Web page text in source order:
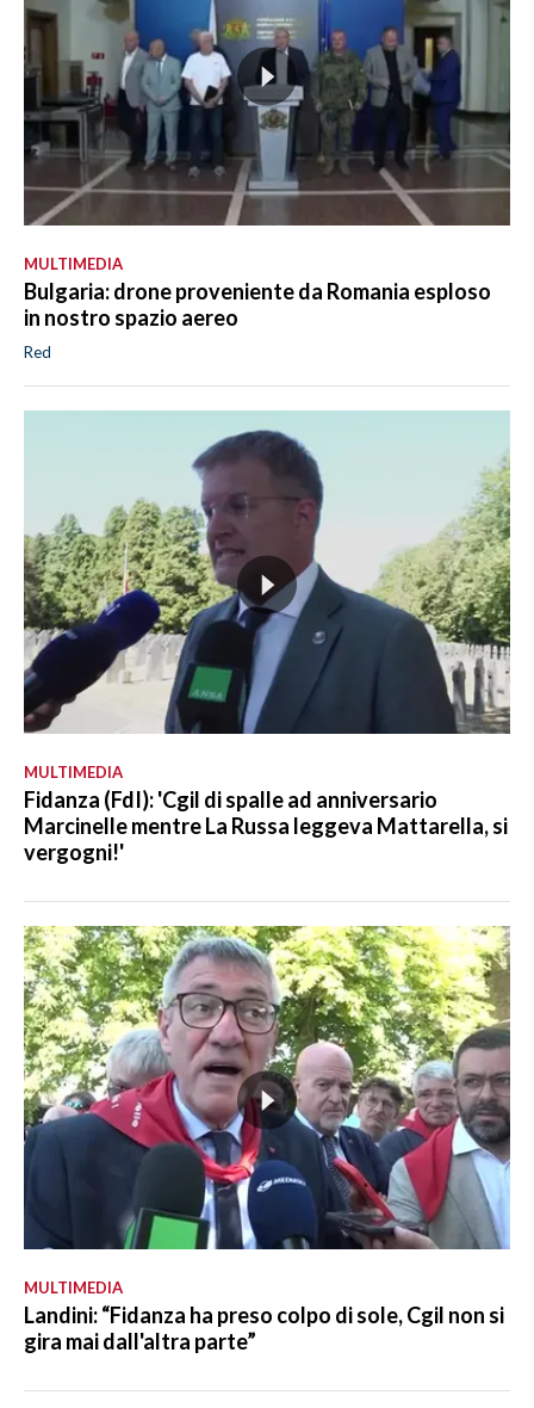
MULTIMEDIA
Bulgaria: drone proveniente da Romania esploso
in nostro spazio aereo
Red
MULTIMEDIA
Fidanza (FdI): 'Cgil di spalle ad anniversario
Marcinelle mentre La Russa leggeva Mattarella, si
vergogni!'
MULTIMEDIA
Landini: “Fidanza ha preso colpo di sole, Cgil non si
gira mai dall'altra parte”